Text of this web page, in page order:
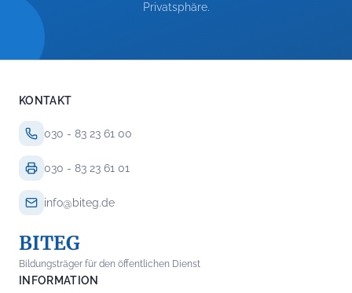
Privatsphäre.
KONTAKT
030 - 83 23 61 00
030 - 83 23 61 01
info@biteg.de
BITEG
Bildungsträger für den öffentlichen Dienst
INFORMATION